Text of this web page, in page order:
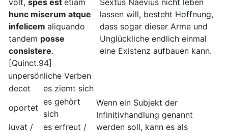
volt, spes est etiam
hunc miserum atque
infelicem aliquando
tandem posse
consistere.
[Quinct.94]
Sextus Naevius nicht leben
lassen will, besteht Hoffnung,
dass sogar dieser Arme und
Unglückliche endlich einmal
eine Existenz aufbauen kann.
unpersönliche Verben
decet
es ziemt sich
Wenn ein Subjekt der
Infinitivhandlung genannt
werden soll, kann es als
oportet
es gehört
sich
iuvat /
es erfreut /